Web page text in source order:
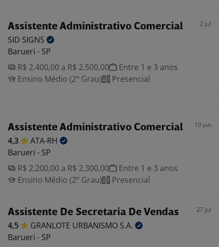
Assistente Administrativo Comercial 2 jul
SID SIGNS
Barueri - SP
R$ 2.400,00 a R$ 2.500,00
Entre 1 e 3 anos
Ensino Médio (2º Grau)
Presencial
Assistente Administrativo Comercial 10 jun
4,3
ATA-RH
Barueri - SP
R$ 2.200,00 a R$ 2.300,00
Entre 1 e 3 anos
Ensino Médio (2º Grau)
Presencial
Assistente De Secretaria De Vendas 27 jul
4,5 GRANLOTE URBANISMO S.A.
Barueri - SP